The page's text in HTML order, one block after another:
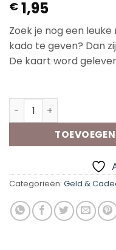
€ 1,95
Zoek je nog een
kado te geven? Dan
De kaart word
Geld/Kadokaart " Nog
Categorieën: Geld &